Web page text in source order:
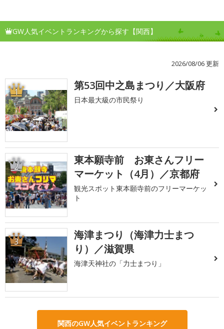
GW人気イベントランキングから探す【関西】
2026/08/06 更新
1 第53回中之島まつり／大阪府
日本最大級の市民祭り
2
東本願寺前 お東さんフリー
マーケット（4月）／京都府
観光スポット東本願寺前のフリーマーケッ
ト
3
海津まつり（海津力士まつ
り）／滋賀県
海津天神社の「力士まつり」
関西のGW人気イベントランキング